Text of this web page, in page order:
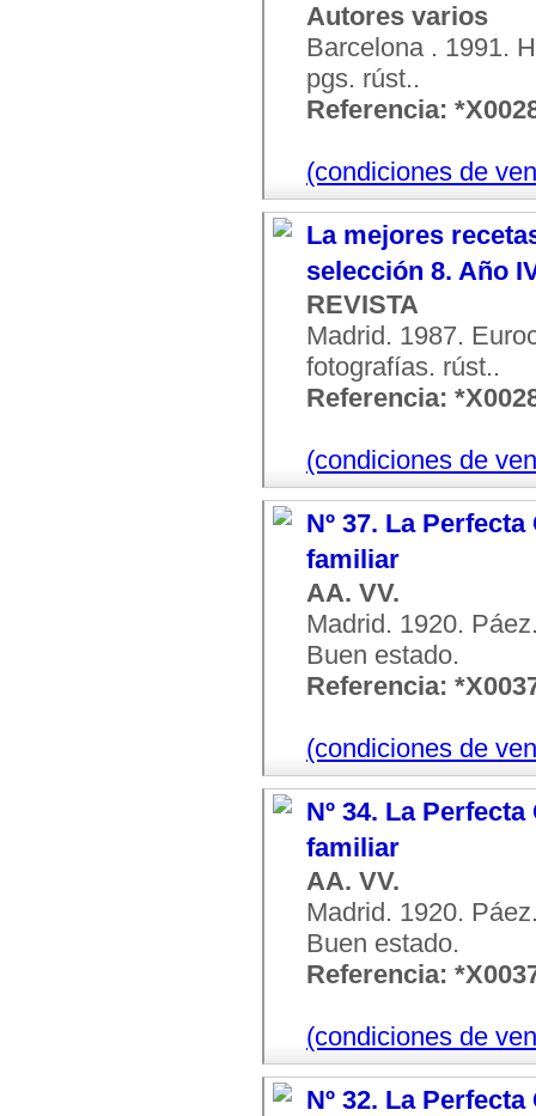
Autores varios
Barcelona . 1991.
pgs. rúst..
Referencia:
(condiciones de
La mejores
selección 8. Año
REVISTA
Madrid. 1987.
fotografías. rúst..
Referencia:
(condiciones de
Nº 37. La
familiar
AA. VV.
Madrid. 1920.
Buen estado.
Referencia:
(condiciones de
Nº 34. La
familiar
AA. VV.
Madrid. 1920.
Buen estado.
Referencia:
(condiciones de
Nº 32. La